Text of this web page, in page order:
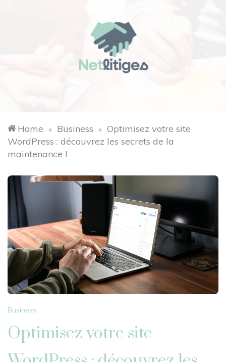
Home » Business » Optimisez votre site
WordPress : découvrez les secrets de la
maintenance !
Business
Optimisez votre site